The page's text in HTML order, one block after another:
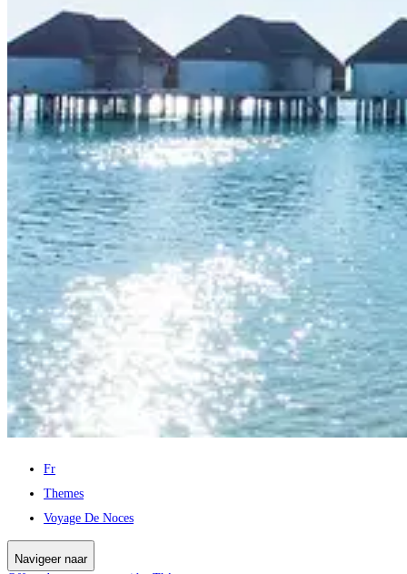
Fr
Themes
Voyage De Noces
Navigeer naar